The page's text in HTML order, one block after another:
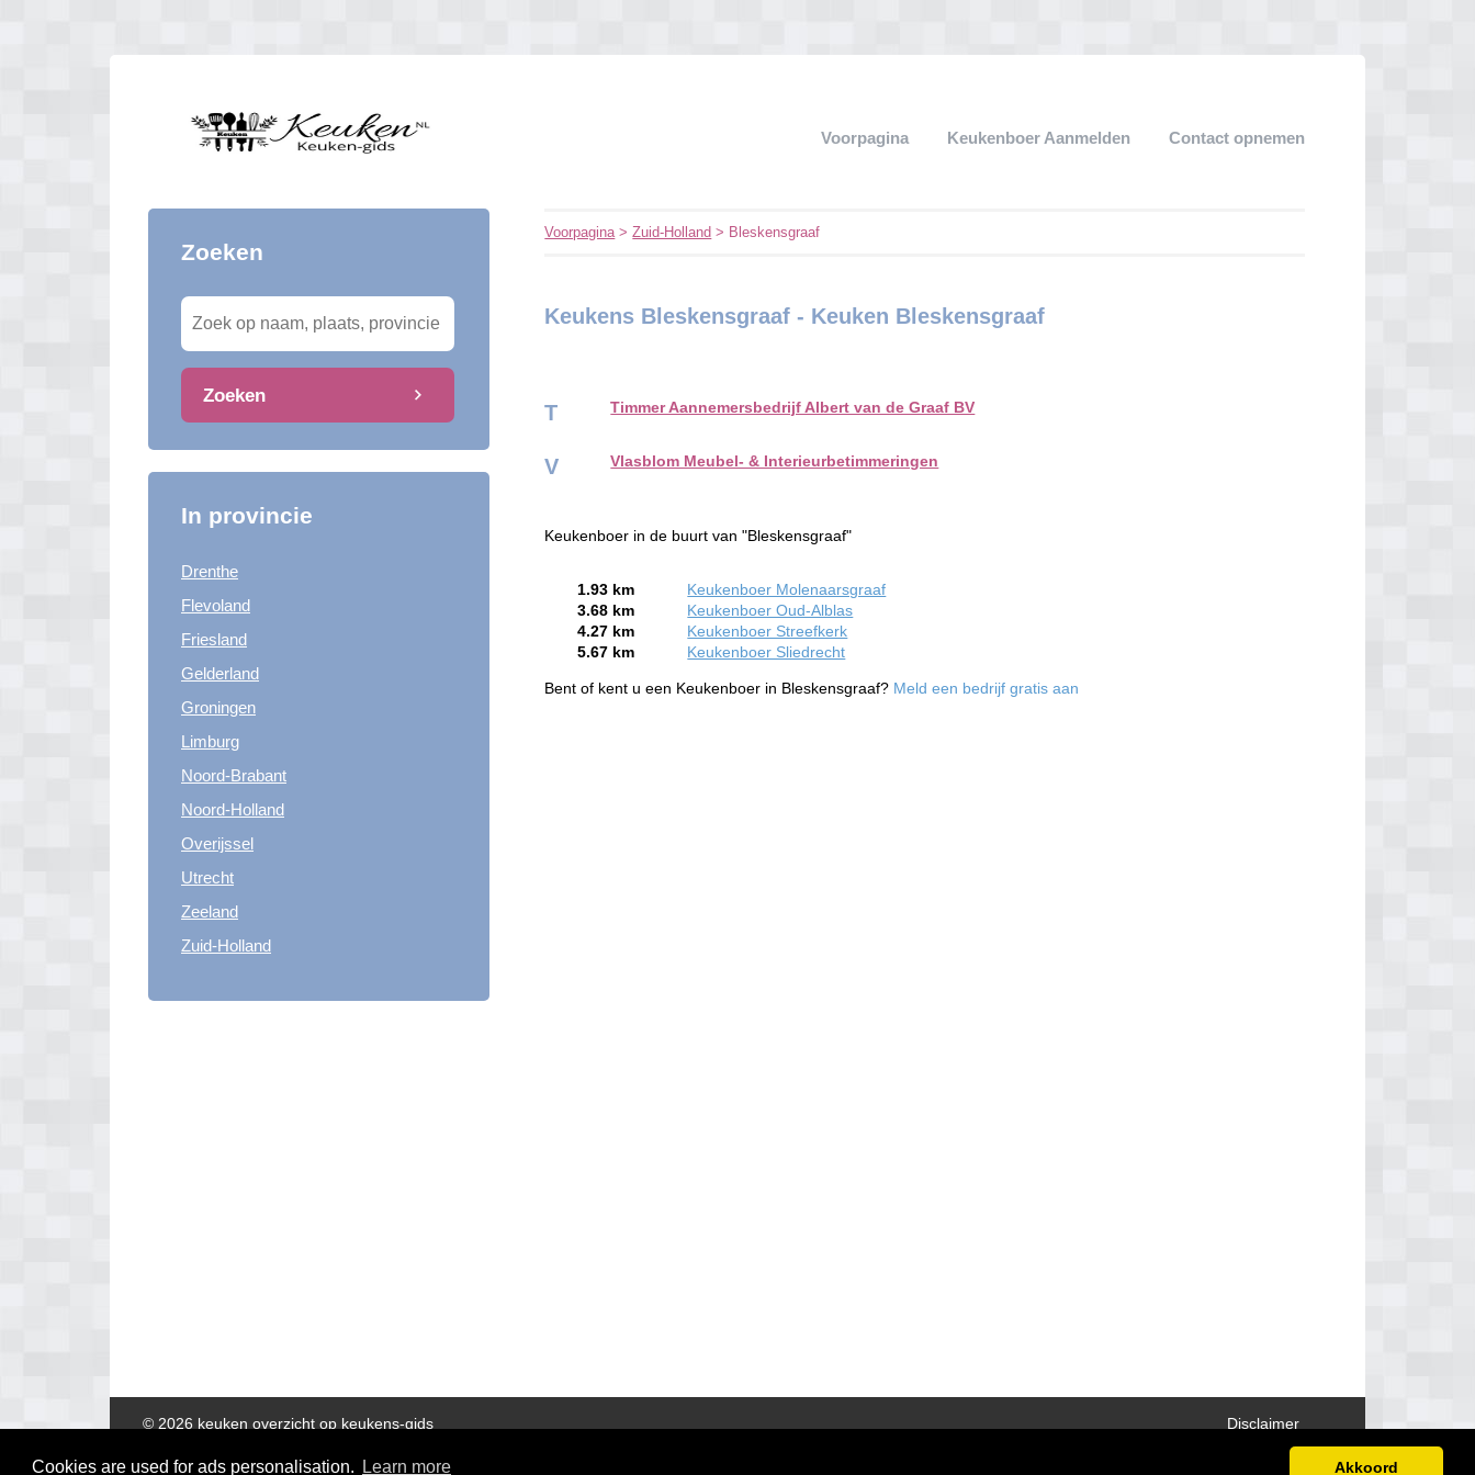
Cookies are used for ads personalisation. Learn more Akkoord
Voorpagina Keukenboer Aanmelden Contact opnemen
Zoeken
Zoeken
In provincie
Drenthe
Flevoland
Friesland
Gelderland
Groningen
Limburg
Noord-Brabant
Noord-Holland
Overijssel
Utrecht
Zeeland
Zuid-Holland
Voorpagina>Zuid-Holland > Bleskensgraaf
Keukens Bleskensgraaf - Keuken Bleskensgraaf
T Timmer Aannemersbedrijf Albert van de Graaf BV
V Vlasblom Meubel- & Interieurbetimmeringen
Keukenboer in de buurt van "Bleskensgraaf"
1.93 km
Keukenboer Molenaarsgraaf
3.68 km
Keukenboer Oud-Alblas
4.27 km
Keukenboer Streefkerk
5.67 km
Keukenboer Sliedrecht
Bent of kent u een Keukenboer in Bleskensgraaf? Meld een bedrijf gratis aan
Disclaimer
© 2026 keuken overzicht op keukens-gids